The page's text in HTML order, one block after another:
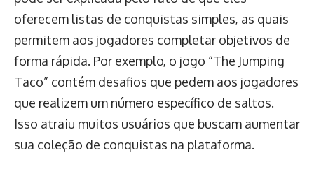
oferecem listas de conquistas simples, as quais
permitem aos jogadores completar objetivos de
forma rápida. Por exemplo, o jogo “The Jumping
Taco” contém desafios que pedem aos jogadores
que realizem um número específico de saltos.
Isso atraiu muitos usuários que buscam aumentar
sua coleção de conquistas na plataforma.